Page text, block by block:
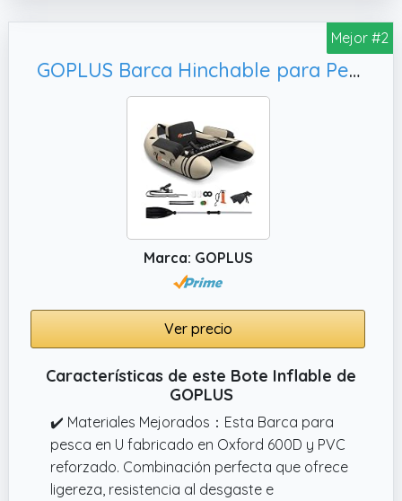
✔️ APLICACIÓN AMPLIA: Perfecto para el uso
recreativo de amigos, como pasear en bote
o pescar en un lago en días calurosos
Mejor #2
GOPLUS Barca Hinchable para Pesca, Carga 150 kg (Beige)
Marca: GOPLUS
Ver precio
Características de este Bote Inflable de
GOPLUS
✔️ Materiales Mejorados：Esta Barca para
pesca en U fabricado en Oxford 600D y PVC
reforzado. Combinación perfecta que ofrece
ligereza, resistencia al desgaste e